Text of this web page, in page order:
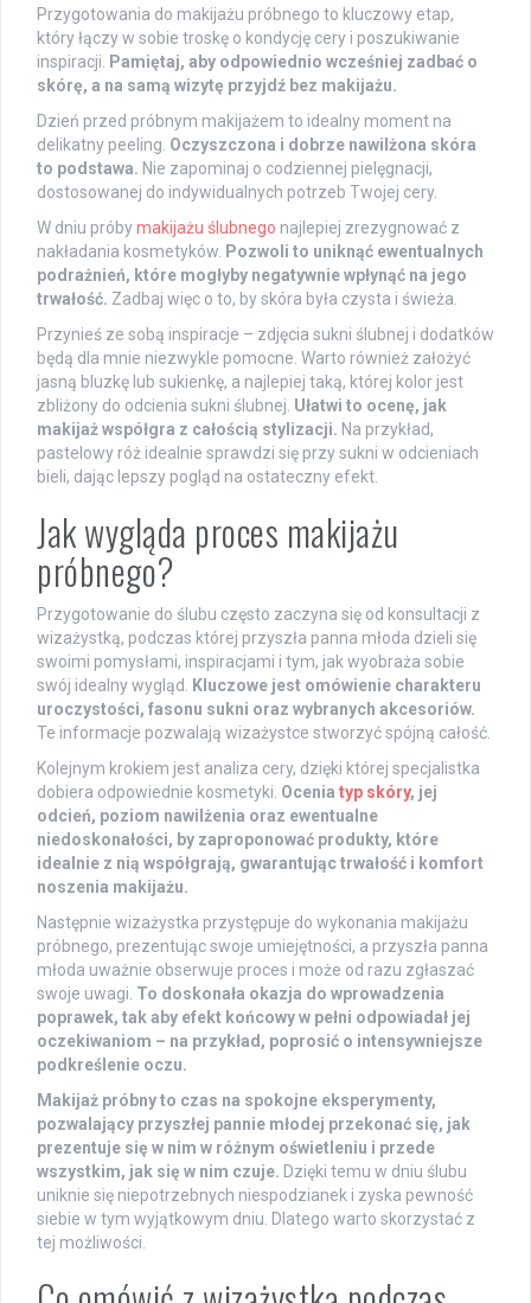
Przygotowania do makijażu próbnego to kluczowy etap,
który łączy w sobie troskę o kondycję cery i poszukiwanie
inspiracji. Pamiętaj, aby odpowiednio wcześniej zadbać o
skórę, a na samą wizytę przyjdź bez makijażu.
Dzień przed próbnym makijażem to idealny moment na
delikatny peeling. Oczyszczona i dobrze nawilżona skóra
to podstawa. Nie zapominaj o codziennej pielęgnacji,
dostosowanej do indywidualnych potrzeb Twojej cery.
W dniu próbymakijażu ślubnego najlepiej zrezygnować z
nakładania kosmetyków. Pozwoli to uniknąć ewentualnych
podrażnień, które mogłyby negatywnie wpłynąć na jego
trwałość. Zadbaj więc o to, by skóra była czysta i świeża.
Przynieś ze sobą inspiracje – zdjęcia sukni ślubnej i dodatków
będą dla mnie niezwykle pomocne. Warto również założyć
jasną bluzkę lub sukienkę, a najlepiej taką, której kolor jest
zbliżony do odcienia sukni ślubnej. Ułatwi to ocenę, jak
makijaż współgra z całością stylizacji. Na przykład,
pastelowy róż idealnie sprawdzi się przy sukni w odcieniach
bieli, dając lepszy pogląd na ostateczny efekt.
Jak wygląda proces makijażu
próbnego?
Przygotowanie do ślubu często zaczyna się od konsultacji z
wizażystką, podczas której przyszła panna młoda dzieli się
swoimi pomysłami, inspiracjami i tym, jak wyobraża sobie
swój idealny wygląd. Kluczowe jest omówienie charakteru
uroczystości, fasonu sukni oraz wybranych akcesoriów.
Te informacje pozwalają wizażystce stworzyć spójną całość.
Kolejnym krokiem jest analiza cery, dzięki której specjalistka
dobiera odpowiednie kosmetyki. Ocenia typ skóry, jej
odcień, poziom nawilżenia oraz ewentualne
niedoskonałości, by zaproponować produkty, które
idealnie z nią współgrają, gwarantując trwałość i komfort
noszenia makijażu.
Następnie wizażystka przystępuje do wykonania makijażu
próbnego, prezentując swoje umiejętności, a przyszła panna
młoda uważnie obserwuje proces i może od razu zgłaszać
swoje uwagi. To doskonała okazja do wprowadzenia
poprawek, tak aby efekt końcowy w pełni odpowiadał jej
oczekiwaniom – na przykład, poprosić o intensywniejsze
podkreślenie oczu.
Makijaż próbny to czas na spokojne eksperymenty,
pozwalający przyszłej pannie młodej przekonać się, jak
prezentuje się w nim w różnym oświetleniu i przede
wszystkim, jak się w nim czuje. Dzięki temu w dniu ślubu
uniknie się niepotrzebnych niespodzianek i zyska pewność
siebie w tym wyjątkowym dniu. Dlatego warto skorzystać z
tej możliwości.